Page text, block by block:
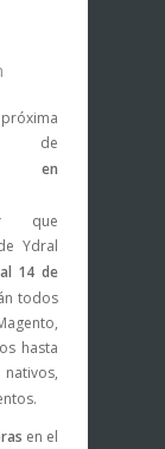
de
en
que
Ydral
14 de
todos
hasta
en el